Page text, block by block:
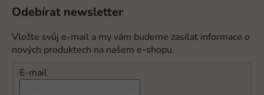
Odebírat newsletter
Vložte svůj e-mail a my vám budeme zasílat informace o
nových produktech na našem e-shopu.
E-mail